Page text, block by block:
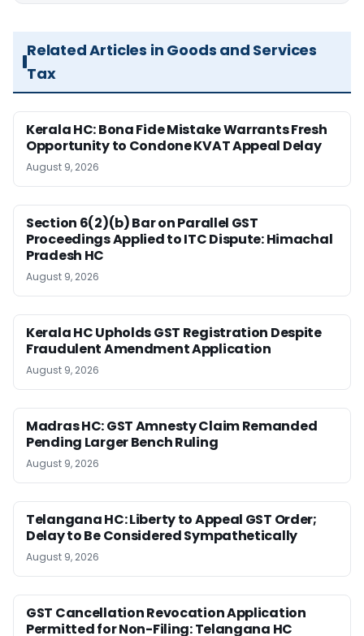
Related Articles in Goods and Services
Tax
Kerala HC: Bona Fide Mistake Warrants Fresh
Opportunity to Condone KVAT Appeal Delay
August 9, 2026
Section 6(2)(b) Bar on Parallel GST
Proceedings Applied to ITC Dispute: Himachal
Pradesh HC
August 9, 2026
Kerala HC Upholds GST Registration Despite
Fraudulent Amendment Application
August 9, 2026
Madras HC: GST Amnesty Claim Remanded
Pending Larger Bench Ruling
August 9, 2026
Telangana HC: Liberty to Appeal GST Order;
Delay to Be Considered Sympathetically
August 9, 2026
GST Cancellation Revocation Application
Permitted for Non-Filing: Telangana HC